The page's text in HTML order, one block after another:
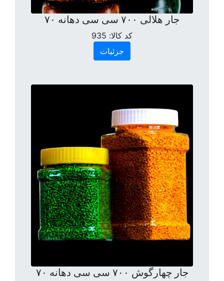
جار هلالی ۷۰۰ سی سی دهانه ۷۰
کد کالا: 935
جزئیات
جار چهارگوش ۷۰۰ سی سی دهانه ۷۰